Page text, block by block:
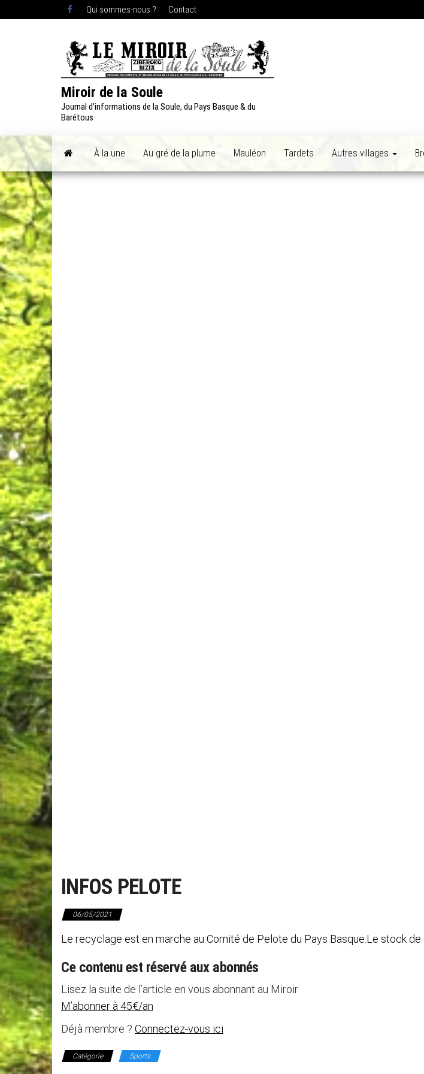
Qui sommes-nous ? Contact
Miroir de la Soule
Journal d'informations de la Soule, du Pays Basque & du
Barétous
À la une Au gré de la plume Mauléon Tardets Autres villages
INFOS PELOTE
06/05/2021
Le recyclage est en marche au Comité de Pelote du Pays Basque.Le stock
Ce contenu est réservé aux abonnés
Lisez la suite de l’article en vous abonnant au Miroir
M’abonner à 45€/an
Déjà membre ? Connectez-vous ici
Catégorie Sports